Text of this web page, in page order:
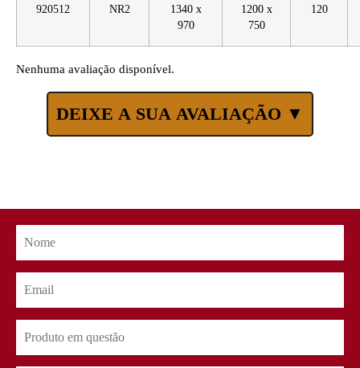
920512 NR2
1340 x
970
1200 x
750
120
Nenhuma avaliação disponível.
DEIXE A SUA AVALIAÇÃO ▼